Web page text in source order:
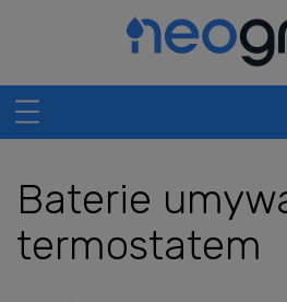
Baterie
termostatem